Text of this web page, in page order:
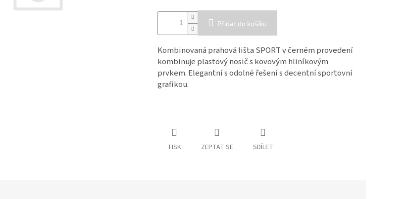
Přidat do košíku
Kombinovaná prahová lišta SPORT v černém provedení
kombinuje plastový nosič s kovovým hliníkovým
prvkem. Elegantní s odolné řešení s decentní sportovní
grafikou.
TISK ZEPTAT SE SDÍLET